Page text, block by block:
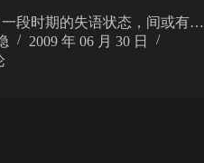
段时期的失语状态，间或有…
2009 年 06 月 30 日